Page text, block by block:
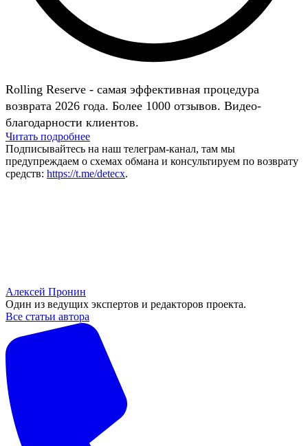
Rolling Reserve - самая эффективная процедура
возврата 2026 года. Более 1000 отзывов. Видео-
благодарности клиентов.
Читать подробнее
Подписывайтесь на наш телеграм-канал, там мы
предупреждаем о схемах обмана и консультируем по возврату
средств: https://t.me/detecx.
Алексей Пронин
Один из ведущих экспертов и редакторов проекта.
Все статьи автора